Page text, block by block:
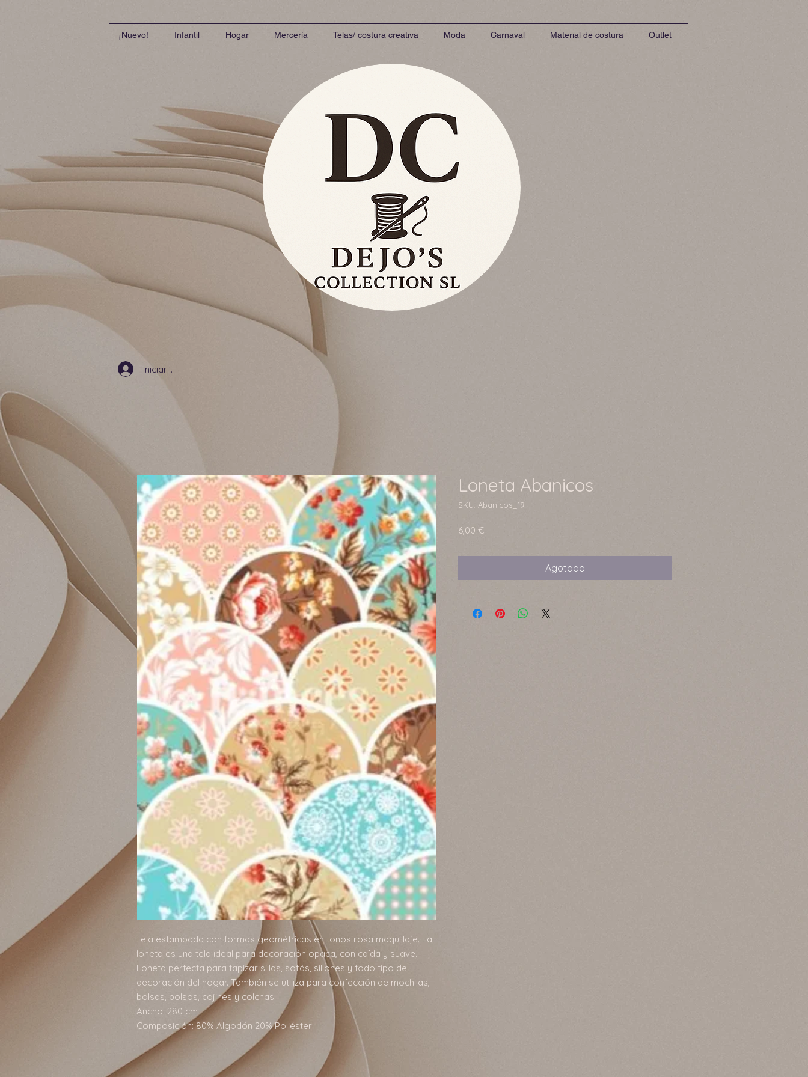
¡Nuevo! Infantil Hogar Mercería Telas/ costura creativa Moda Carnaval Material de costura Outlet
Iniciar sesión
Tela estampada con formas geométricas en tonos rosa maquillaje. La
loneta es una tela ideal para decoración opaca, con caída y suave.
Loneta perfecta para tapizar sillas, sofás, sillones y todo tipo de
decoración del hogar. También se utiliza para confección de mochilas,
bolsas, bolsos, cojines y colchas.
Ancho: 280 cm
Composición: 80% Algodón 20% Poliéster
Loneta Abanicos
SKU: Abanicos_19
6,00 €
Agotado